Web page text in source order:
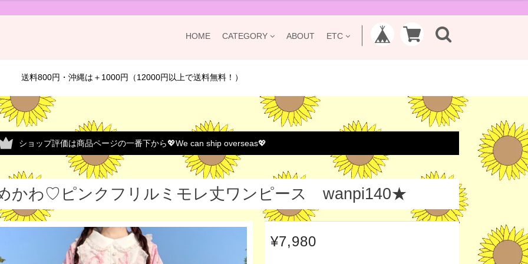
HOME CATEGORY ABOUT ETC
送料800円・沖縄は＋1000円（12000円以上で送料無料！）
ショップ評価は商品ページの一番下から💖We can ship overseas💖
かわ♡ピンクフリルミモレ丈ワンピース wanpi140★
¥7,980